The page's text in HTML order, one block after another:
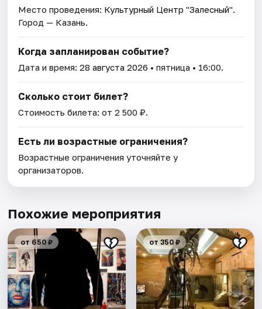
Место проведения: Культурный Центр "Залесный".
Город — Казань.
Когда запланирован событие?
Дата и время:28 августа 2026 • пятница • 16:00.
Сколько стоит билет?
Стоимость билета: от 2 500 ₽.
Есть ли возрастные ограничения?
Возрастные ограничения уточняйте у
организаторов.
Похожие мероприятия
от 650 ₽ от 350 ₽